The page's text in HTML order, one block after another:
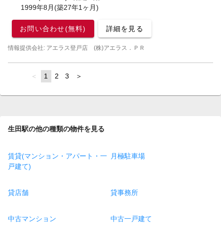
1999年8月(築27年1ヶ月)
お問い合わせ(無料) 詳細を見る
情報提供会社: アエラス登戸店 (株)アエラス．ＰＲ
page
You're
page
1 page
2 page
3 page
生田駅の他の種類の物件を見る
賃貸(マンション・アパート・一
戸建て)
月極駐車場
貸店舗 貸事務所
中古マンション 中古一戸建て